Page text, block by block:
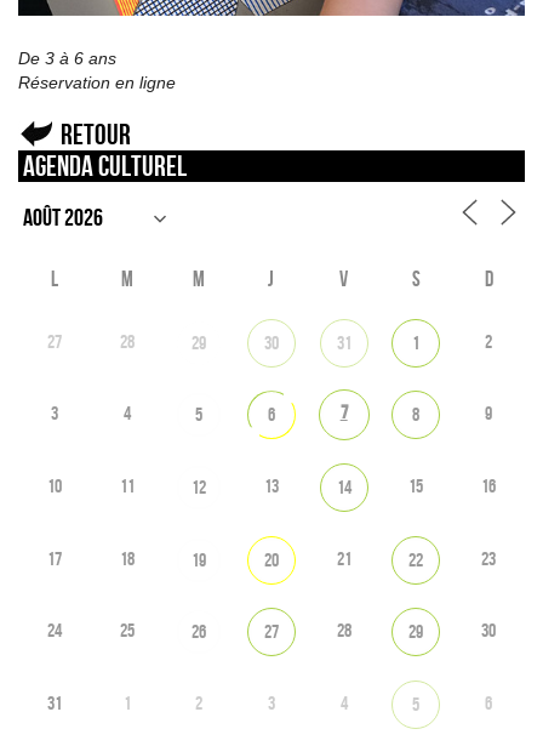
De 3 à 6 ans
Réservation en ligne
Retour
Agenda culturel
L M M J V S D
27 28 29 30 31 1 2
3 4 5 6 7 8 9
10 11 12 13 14 15 16
17 18 19 20 21 22 23
24 25 26 27 28 29 30
31 1 2 3 4 5 6